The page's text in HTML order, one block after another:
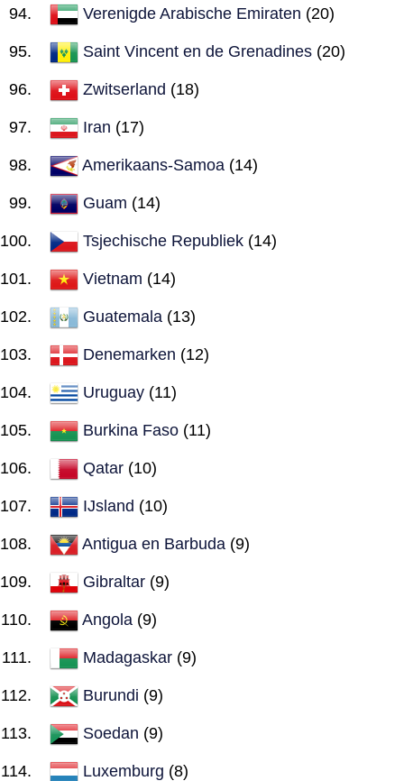
Verenigde Arabische Emiraten (20)
Saint Vincent en de Grenadines (20)
Zwitserland (18)
Iran (17)
Amerikaans-Samoa (14)
Guam (14)
Tsjechische Republiek (14)
Vietnam (14)
Guatemala (13)
Denemarken (12)
Uruguay (11)
Burkina Faso (11)
Qatar (10)
IJsland (10)
Antigua en Barbuda (9)
Gibraltar (9)
Angola (9)
Madagaskar (9)
Burundi (9)
Soedan (9)
Luxemburg (8)